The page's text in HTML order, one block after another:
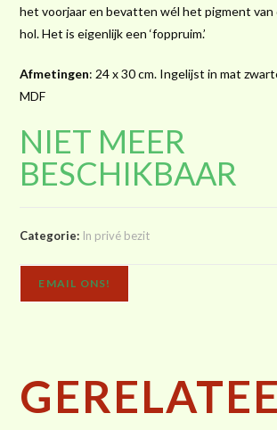
het voorjaar en bevatten wél het pigment van
hol. Het is eigenlijk een ‘foppruim.’
Afmetingen: 24 x 30 cm. Ingelijst in mat
MDF
NIET MEER
BESCHIKBAAR
Categorie: In privé bezit
EMAIL ONS!